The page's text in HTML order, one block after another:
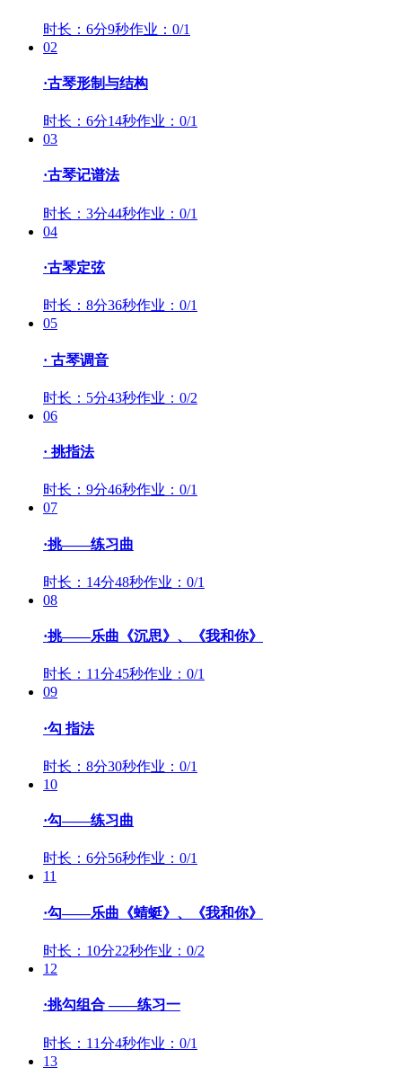
时长：6分9秒作业：0/1
02
·古琴形制与结构
时长：6分14秒作业：0/1
03
·古琴记谱法
时长：3分44秒作业：0/1
04
·古琴定弦
时长：8分36秒作业：0/1
05
· 古琴调音
时长：5分43秒作业：0/2
06
· 挑指法
时长：9分46秒作业：0/1
07
·挑——练习曲
时长：14分48秒作业：0/1
08
·挑——乐曲《沉思》、《我和你》
时长：11分45秒作业：0/1
09
·勾 指法
时长：8分30秒作业：0/1
10
·勾——练习曲
时长：6分56秒作业：0/1
11
·勾——乐曲《蜻蜓》、《我和你》
时长：10分22秒作业：0/2
12
·挑勾组合 ——练习一
时长：11分4秒作业：0/1
13